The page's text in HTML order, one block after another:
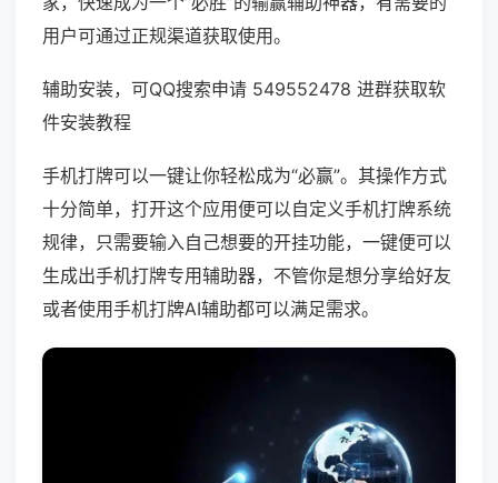
用户可通过正规渠道获取使用。
辅助安装，可QQ搜索申请 549552478 进群获取软
件安装教程
手机打牌可以一键让你轻松成为“必赢”。其操作方式
十分简单，打开这个应用便可以自定义手机打牌系统
规律，只需要输入自己想要的开挂功能，一键便可以
生成出手机打牌专用辅助器，不管你是想分享给好友
或者使用手机打牌AI辅助都可以满足需求。